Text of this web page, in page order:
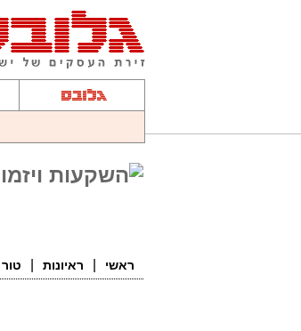
ראשי ראיונות